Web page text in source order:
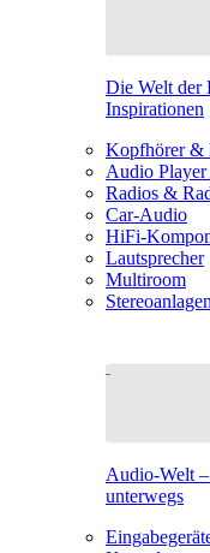
Die Welt der
Inspirationen
Kopfhörer &
Audio
Radios &
Car-Audio
HiFi-
Lautsprecher
Multiroom
Stereoanlagen
Audio-Welt
unterwegs